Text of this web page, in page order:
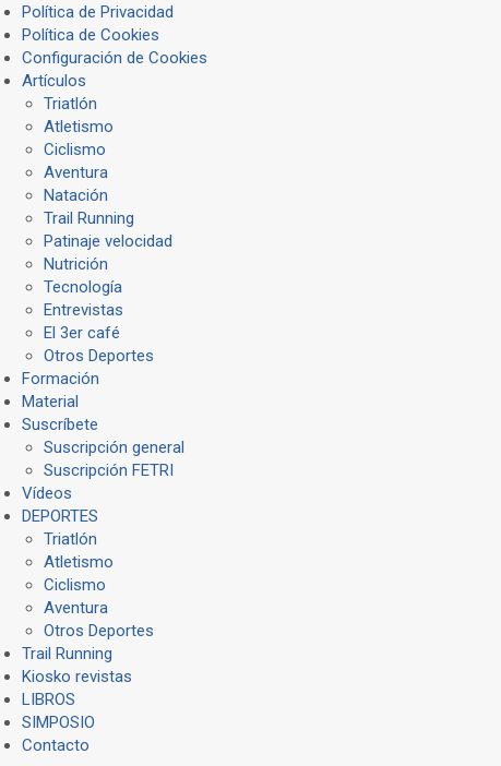
Política de Privacidad
Política de Cookies
Configuración de Cookies
Artículos
Triatlón
Atletismo
Ciclismo
Aventura
Natación
Trail Running
Patinaje velocidad
Nutrición
Tecnología
Entrevistas
El 3er café
Otros Deportes
Formación
Material
Suscríbete
Suscripción general
Suscripción FETRI
Vídeos
DEPORTES
Triatlón
Atletismo
Ciclismo
Aventura
Otros Deportes
Trail Running
Kiosko revistas
LIBROS
SIMPOSIO
Contacto